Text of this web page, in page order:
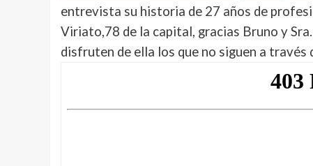
entrevista su historia de 27 años de
Viriato,78 de la capital, gracias Bruno y
disfruten de ella los que no siguen a través